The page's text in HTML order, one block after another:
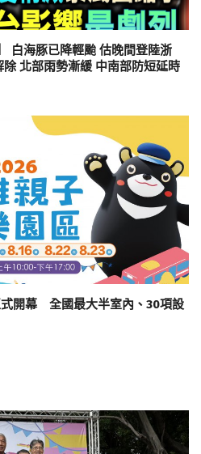
白海豚已降輕颱 估晚間登陸浙
北部雨勢漸緩 中南部防短延時
開幕 全國最大半室內、30項設